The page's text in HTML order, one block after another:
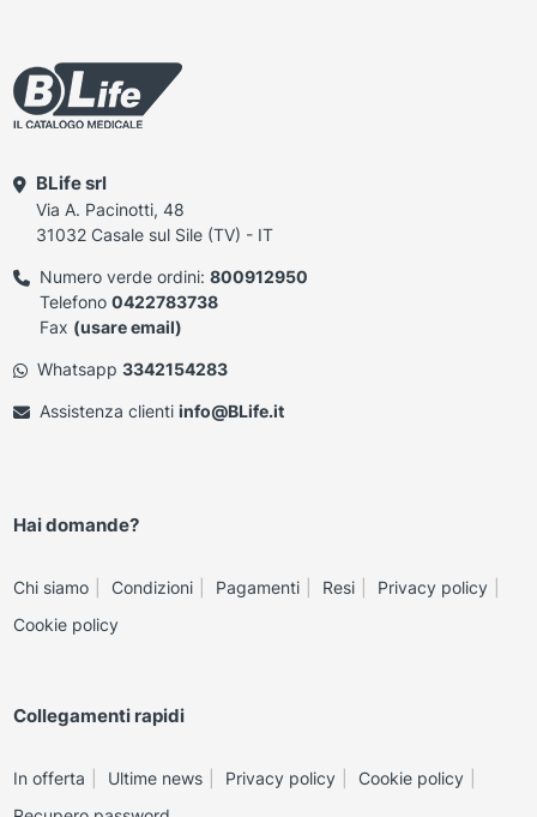
BLife srl
Via A. Pacinotti, 48
31032 Casale sul Sile (TV) - IT
Numero verde ordini: 800912950
Telefono 0422783738
Fax (usare email)
Whatsapp 3342154283
Assistenza clienti info@BLife.it
Hai domande?
Chi siamo Condizioni Pagamenti Resi
Privacy policy
Cookie policy
Collegamenti rapidi
In offerta Ultime news Privacy policy
Cookie policy